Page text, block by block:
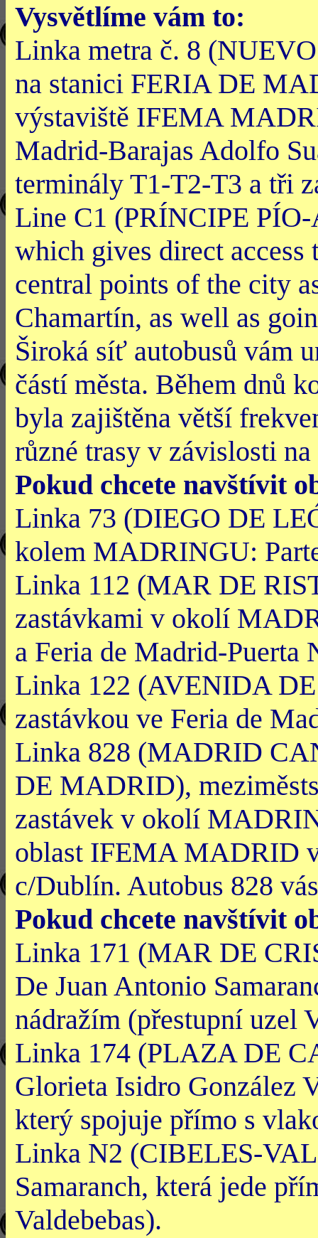
Vysvětlíme vám to:
Linka metra č. 8
na stanici FERIA DE
výstaviště IFEMA
Madrid-Barajas Adolfo
terminály T1-T2-T3 a tři
Line C1 (PRÍNCIPE PÍO-
which gives direct access
central points of the city
Chamartín, as well as
Široká síť autobusů vám
částí města. Během dnů
byla zajištěna větší
různé trasy v závislosti
Pokud chcete navštívit
Linka 73 (DIEGO DE
kolem MADRINGU:
Linka 112 (MAR DE
zastávkami v okolí
a Feria de Madrid-Puerta
Linka 122 (AVENIDA
zastávkou ve Feria de
Linka 828 (MADRID
DE MADRID),
zastávek v okolí
oblast IFEMA MADRID
c/Dublín. Autobus 828
Pokud chcete navštívit
Linka 171 (MAR DE
De Juan Antonio
nádražím (přestupní uzel
Linka 174 (PLAZA DE
Glorieta Isidro González
který spojuje přímo s
Linka N2 (CIBELES-
Samaranch, která jede
Valdebebas).